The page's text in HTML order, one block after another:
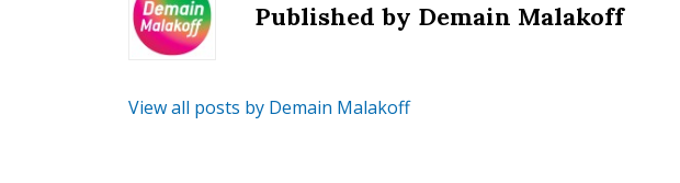
Published by Demain Malakoff
View all posts by Demain Malakoff